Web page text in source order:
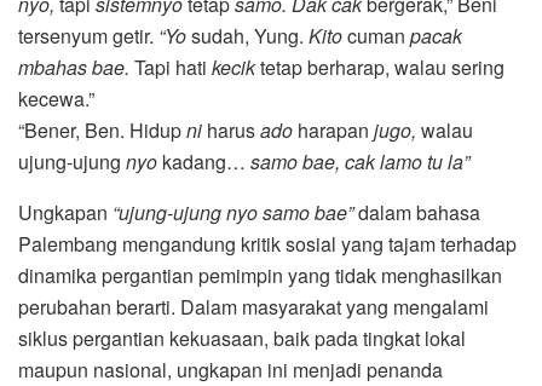
tersenyum getir. “Yosudah, Yung. Kitocuman pacak
mbahas bae. Tapi hati keciktetap berharap, walau sering
kecewa.”
“Bener, Ben. Hidupni harusado harapan jugo, walau
ujung-ujung nyo kadang… samo bae, cak lamo tu la”
Ungkapan “ujung-ujung nyo samo bae”dalam bahasa
Palembang mengandung kritik sosial yang tajam terhadap
dinamika pergantian pemimpin yang tidak menghasilkan
perubahan berarti. Dalam masyarakat yang mengalami
siklus pergantian kekuasaan, baik pada tingkat lokal
maupun nasional, ungkapan ini menjadi penanda